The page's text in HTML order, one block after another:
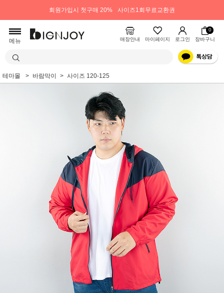
회원가입시 첫구매 20% 사이즈1회무료교환권
메뉴 매장안내 마이페이지 로그인
0
장바구니
테마몰 바람막이 사이즈 120-125